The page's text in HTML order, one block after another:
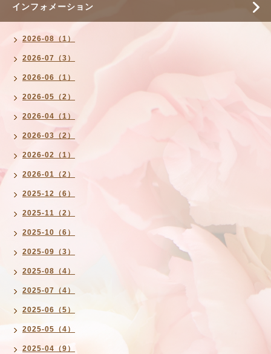
インフォメーション
2026-08（1）
2026-07（3）
2026-06（1）
2026-05（2）
2026-04（1）
2026-03（2）
2026-02（1）
2026-01（2）
2025-12（6）
2025-11（2）
2025-10（6）
2025-09（3）
2025-08（4）
2025-07（4）
2025-06（5）
2025-05（4）
2025-04（9）